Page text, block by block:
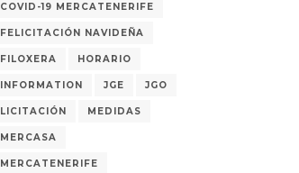
COVID-19 MERCATENERIFE
FELICITACIÓN NAVIDEÑA
FILOXERA HORARIO
INFORMATION JGE JGO
LICITACIÓN MEDIDAS
MERCASA
MERCATENERIFE